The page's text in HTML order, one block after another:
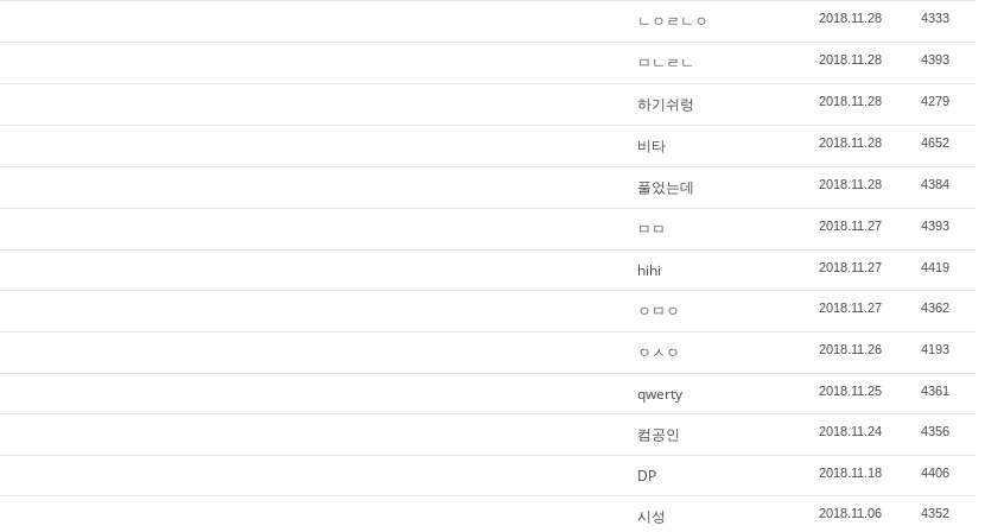
ㄴㅇㄹㄴㅇ 2018.11.28 4333
ㅁㄴㄹㄴ 2018.11.28 4393
하기쉬렁 2018.11.28 4279
비타 2018.11.28 4652
풀었는데 2018.11.28 4384
ㅁㅁ 2018.11.27 4393
hihi 2018.11.27 4419
ㅇㅁㅇ 2018.11.27 4362
ㅇㅅㅇ 2018.11.26 4193
qwerty 2018.11.25 4361
컴공인 2018.11.24 4356
DP 2018.11.18 4406
시성 2018.11.06 4352